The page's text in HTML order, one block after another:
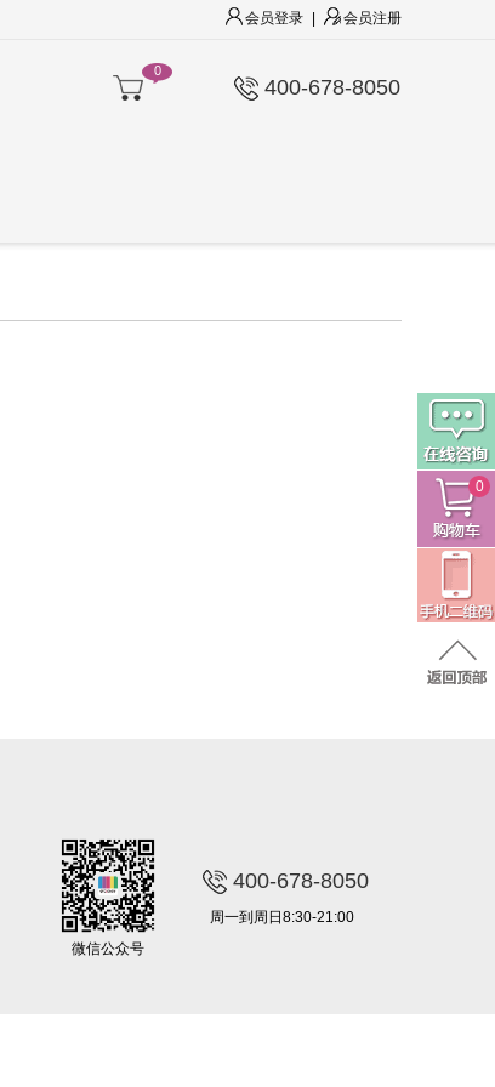
会员登录 会员注册
0
400-678-8050
微信公众号
400-678-8050
周一到周日8:30-21:00
0